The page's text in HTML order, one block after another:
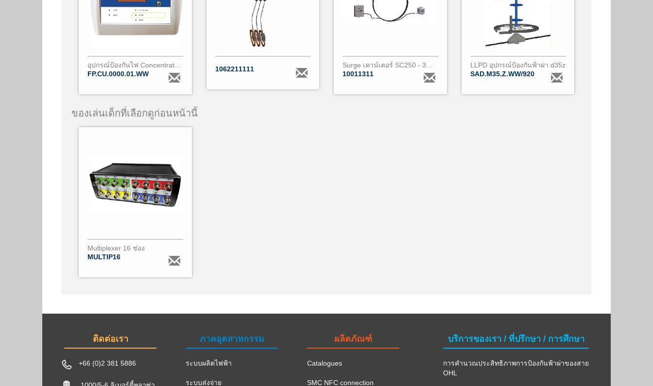
FP.CU.0000.01.WW
1062211111
10011311
LLPD อุปกรณ์ป้องกันฟ้าผ่า d35z
SAD.M35.Z.WW/920
ของเล่นเด็กที่เลือกดูก่อนหน้านี้
Multiplexer 16 ช่อง
MULTIP16
ติดต่อเรา
+66 (0)2 381 5886
ภาคอุตสาหกรรม
ระบบผลิตไฟฟ้า
ระบบส่งจ่าย
ผลิตภัณฑ์
Catalogues
SMC NFC connection
บริการของเรา / ที่ปรึกษา / การศึกษา
การคำนวณประสิทธิภาพการป้องกันฟ้าผ่าของสาย
OHL